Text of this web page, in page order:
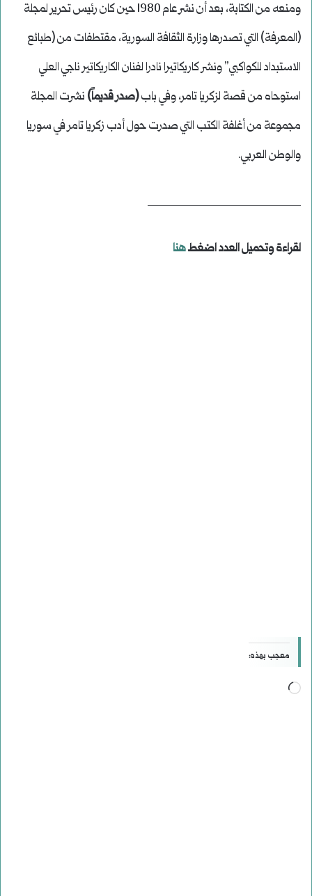
ومنعه من الكتابة، بعد أن نشر عام 1980 حين كان رئيس تحرير لمجلة
(المعرفة) التي تصدرها وزارة الثقافة السورية، مقتطفات من (طبائع
الاستبداد للكواكبي” ونشر كاريكاتيرا نادرا لفنان الكاريكاتير ناجي العلي
استوحاه من قصة لزكريا تامر، وفي باب(صدر قديماً) نشرت المجلة
مجموعة من أغلفة الكتب التي صدرت حول أدب زكريا تامر في سوريا
والوطن العربي.
______________________
لقراءة وتحميل العدد اضغطهنا
معجب بهذه:
جاري